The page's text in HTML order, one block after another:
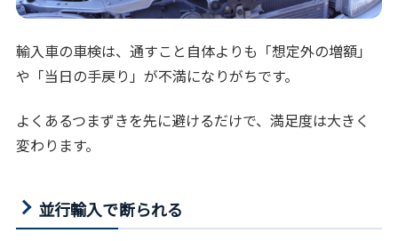
輸入車の車検は、通すこと自体よりも「想定外の増額」
や「当日の手戻り」が不満になりがちです。
よくあるつまずきを先に避けるだけで、満足度は大きく
変わります。
並行輸入で断られる